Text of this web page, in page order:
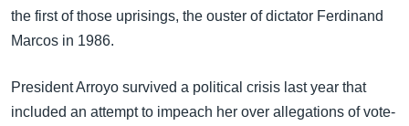
the first of those uprisings, the ouster of dictator Ferdinand
Marcos in 1986.
President Arroyo survived a political crisis last year that
included an attempt to impeach her over allegations of vote-